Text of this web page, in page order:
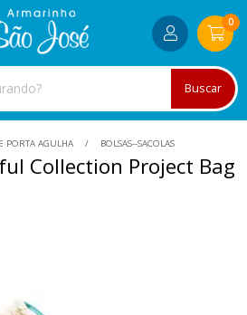
Buscar
0
PORTA AGULHA BOLSAS--SACOLAS
Collection Project Bag